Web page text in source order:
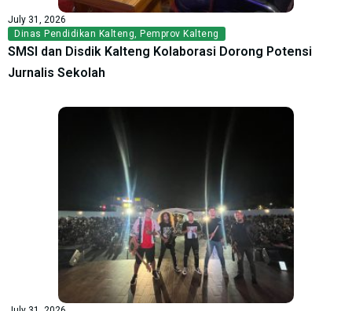
July 31, 2026
Dinas Pendidikan Kalteng, Pemprov Kalteng
SMSI dan Disdik Kalteng Kolaborasi Dorong Potensi
Jurnalis Sekolah